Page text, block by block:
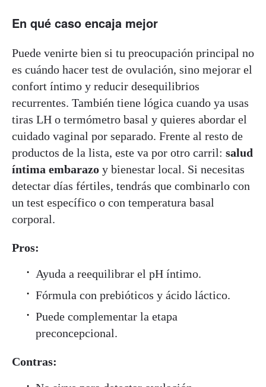
En qué caso encaja mejor
Puede venirte bien si tu preocupación principal no
es cuándo hacer test de ovulación, sino mejorar el
confort íntimo y reducir desequilibrios
recurrentes. También tiene lógica cuando ya usas
tiras LH o termómetro basal y quieres abordar el
cuidado vaginal por separado. Frente al resto de
productos de la lista, este va por otro carril: salud
íntima embarazo y bienestar local. Si necesitas
detectar días fértiles, tendrás que combinarlo con
un test específico o con temperatura basal
corporal.
Pros:
Ayuda a reequilibrar el pH íntimo.
Fórmula con prebióticos y ácido láctico.
Puede complementar la etapa
preconcepcional.
Contras: